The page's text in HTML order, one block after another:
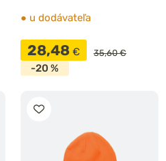
● u dodávateľa
28,48 € 35,60 €
-20 %